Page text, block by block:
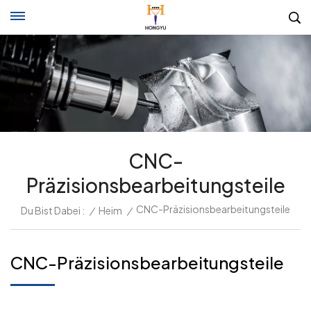
CNC-
Präzisionsbearbeitungsteile
Du Bist Dabei : / Heim / CNC-Präzisionsbearbeitungsteile
CNC-Präzisionsbearbeitungsteile